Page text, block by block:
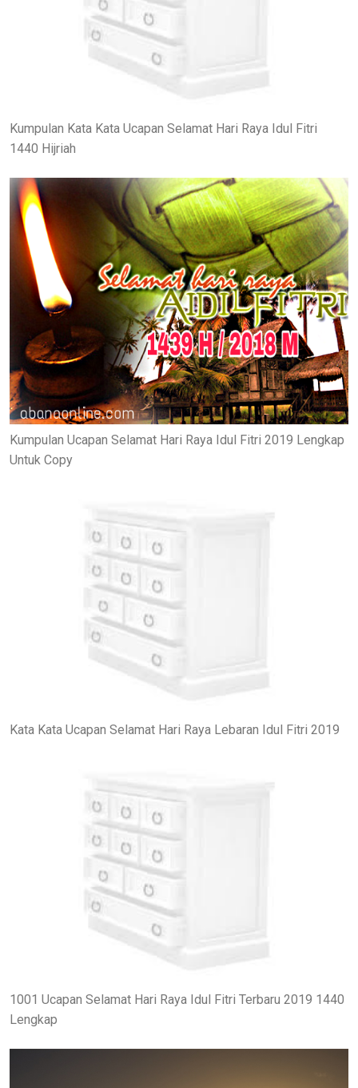
Kumpulan Kata Kata Ucapan Selamat Hari Raya Idul Fitri
1440 Hijriah
Kumpulan Ucapan Selamat Hari Raya Idul Fitri 2019 Lengkap
Untuk Copy
Kata Kata Ucapan Selamat Hari Raya Lebaran Idul Fitri 2019
1001 Ucapan Selamat Hari Raya Idul Fitri Terbaru 2019 1440
Lengkap